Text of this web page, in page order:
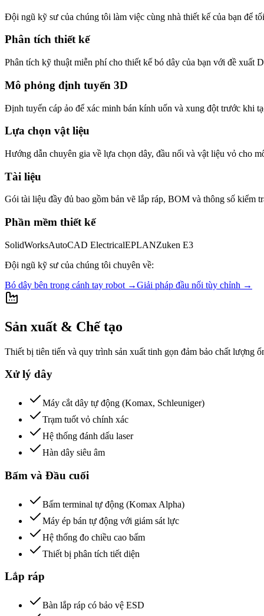
Đội ngũ kỹ sư của chúng tôi làm việc cùng nhà thiết kế của bạn để
Phân tích thiết kế
Phân tích kỹ thuật miễn phí cho thiết kế bó dây của bạn với đề xuất
Mô phỏng định tuyến 3D
Định tuyến cáp ảo để xác minh bán kính uốn và xung đột trước khi
Lựa chọn vật liệu
Hướng dẫn chuyên gia về lựa chọn dây, đầu nối và vật liệu vỏ cho
Tài liệu
Gói tài liệu đầy đủ bao gồm bản vẽ lắp ráp, BOM và thông số kiểm
Phần mềm thiết kế
SolidWorksAutoCAD ElectricalEPLANZuken E3
Đội ngũ kỹ sư của chúng tôi chuyên về:
Bó dây bên trong cánh tay robot →Giải pháp đầu nối tùy chỉnh →
Sản xuất & Chế tạo
Thiết bị tiên tiến và quy trình sản xuất tinh gọn đảm bảo chất lượng
Xử lý dây
Máy cắt dây tự động (Komax, Schleuniger)
Trạm tuốt vỏ chính xác
Hệ thống đánh dấu laser
Hàn dây siêu âm
Bấm và Đầu cuối
Bấm terminal tự động (Komax Alpha)
Máy ép bán tự động với giám sát lực
Hệ thống đo chiều cao bấm
Thiết bị phân tích tiết diện
Lắp ráp
Bàn lắp ráp có bảo vệ ESD